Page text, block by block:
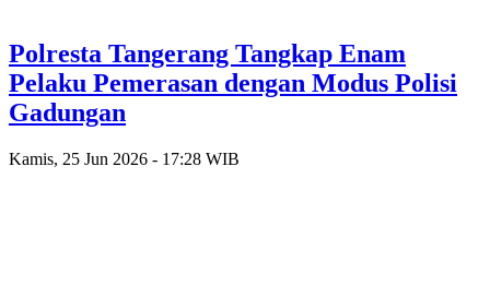
Polresta Tangerang Tangkap Enam
Pelaku Pemerasan dengan Modus Polisi
Gadungan
Kamis, 25 Jun 2026 - 17:28 WIB